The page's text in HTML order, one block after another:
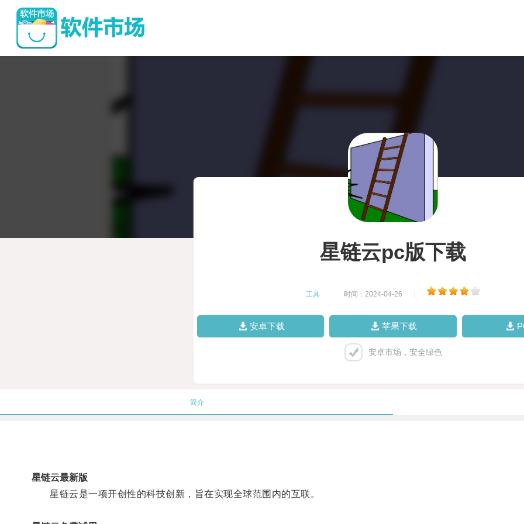
星链云pc版下载
工具 时间：2024-04-26
安卓下载 苹果下载
安卓市场，安全绿色
简介
星链云最新版
星链云是一项开创性的科技创新，旨在实现全球范围内的互联。